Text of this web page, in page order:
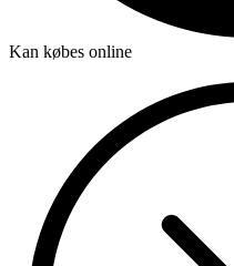
Kan købes online